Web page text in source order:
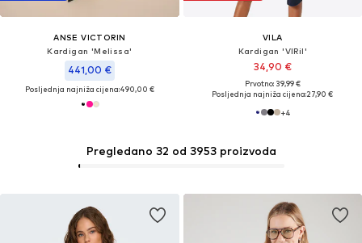
ANSE VICTORIN
Kardigan 'Melissa'
441,00 €
Posljednja najniža cijena:490,00 €
VILA
Kardigan 'VIRil'
34,90 €
Prvotno: 39,99 €
Posljednja najniža cijena:27,90 €
+4
Pregledano 32 od 3953 proizvoda